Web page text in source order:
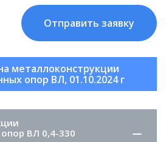
Отправить заявку
металлоконструкции
опор ВЛ, 01.10.2024 г
ВЛ 0,4-330